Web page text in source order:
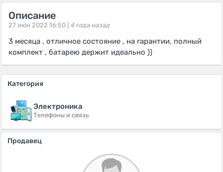
Описание
27 июн 2022 16:50 | 4 года назад
3 месяца , отличное состояние , на гарантии, полный
комплект , батарею держит идеально ))
Категория
Электроника
Телефоны и связь
Продавец